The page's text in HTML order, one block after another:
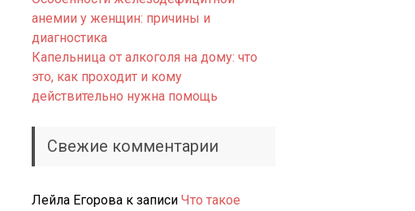
анемии у женщин: причины и
диагностика
Капельница от алкоголя на дому: что
это, как проходит и кому
действительно нужна помощь
Свежие комментарии
Лейла Егорова к записи Что такое